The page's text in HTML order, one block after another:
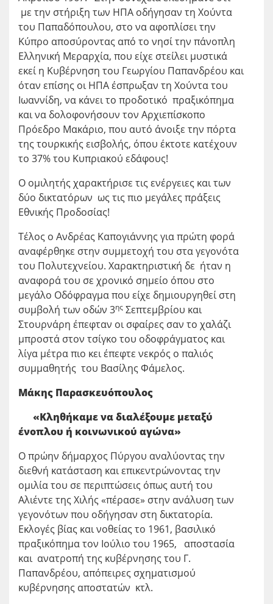
με την στήριξη των ΗΠΑ οδήγησαν τη Χούντα
του Παπαδόπουλου, στο να αφοπλίσει την
Κύπρο αποσύροντας από το νησί την πάνοπλη
Ελληνική Μεραρχία, που είχε στείλει μυστικά
εκεί η Κυβέρνηση του Γεωργίου Παπανδρέου και
όταν επίσης οι ΗΠΑ έσπρωξαν τη Χούντα του
Ιωαννίδη, να κάνει το προδοτικό πραξικόπημα
και να δολοφονήσουν τον Αρχιεπίσκοπο
Πρόεδρο Μακάριο, που αυτό άνοιξε την πόρτα
της τουρκικής εισβολής, όπου έκτοτε κατέχουν
το 37% του Κυπριακού εδάφους!
Ο ομιλητής χαρακτήρισε τις ενέργειες και των
δύο δικτατόρων ως τις πιο μεγάλες πράξεις
Εθνικής Προδοσίας!
Τέλος ο Ανδρέας Καπογιάννης για πρώτη φορά
αναφέρθηκε στην συμμετοχή του στα γεγονότα
του Πολυτεχνείου. Χαρακτηριστική δε ήταν η
αναφορά του σε χρονικό σημείο όπου στο
μεγάλο Οδόφραγμα που είχε δημιουργηθεί στη
συμβολή των οδών 3ης Σεπτεμβρίου και
Στουρνάρη έπεφταν οι σφαίρες σαν το χαλάζι
μπροστά στον τσίγκο του οδοφράγματος και
λίγα μέτρα πιο κει έπεφτε νεκρός ο παλιός
συμμαθητής του Βασίλης Φάμελος.
Μάκης Παρασκευόπουλος
«Κληθήκαμε να διαλέξουμε μεταξύ
ένοπλου ή κοινωνικού αγώνα»
Ο πρώην δήμαρχος Πύργου αναλύοντας την
διεθνή κατάσταση και επικεντρώνοντας την
ομιλία του σε περιπτώσεις όπως αυτή του
Αλιέντε της Χιλής «πέρασε» στην ανάλυση των
γεγονότων που οδήγησαν στη δικτατορία.
Εκλογές βίας και νοθείας το 1961, βασιλικό
πραξικόπημα τον Ιούλιο του 1965, αποστασία
και ανατροπή της κυβέρνησης του Γ.
Παπανδρέου, απόπειρες σχηματισμού
κυβέρνησης αποστατών κτλ.